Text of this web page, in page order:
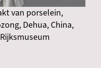
van porselein,
Dehua, China,